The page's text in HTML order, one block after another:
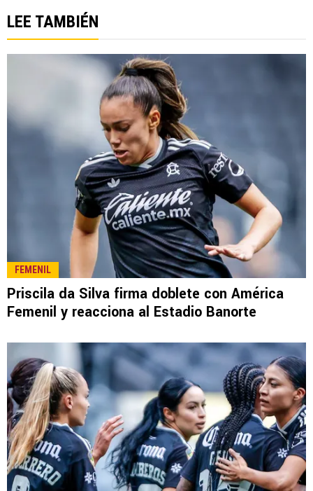
LEE TAMBIÉN
FEMENIL
Priscila da Silva firma doblete con América
Femenil y reacciona al Estadio Banorte